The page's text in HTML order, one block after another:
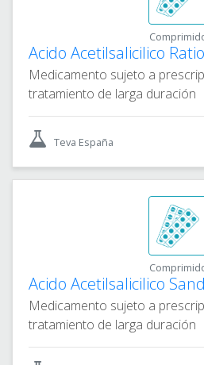
Acido Acetilsalicilico Ratio
Medicamento sujeto a
tratamiento de larga duración
Teva España
Acido Acetilsalicilico
Medicamento sujeto a
tratamiento de larga duración